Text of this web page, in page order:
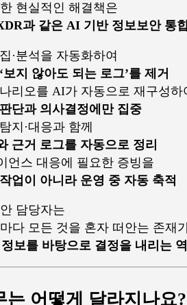
현실적인 해결책은
과 같은 AI 기반 정보보안 통
·분석을 자동화하여
보지 않아도 되는 로그’를 제거
리오를 AI가 자동으로 재구성하
단과 의사결정에만 집중
지·대응과 함께
근거 로그를 자동으로 정리
언스 대응에 필요한 증빙을
업이 아니라 운영 중 자동 축적
담당자는
다 모든 것을 혼자 떠안는 존재
보를 바탕으로 결정을 내리는
는 어떻게 달라지나요?